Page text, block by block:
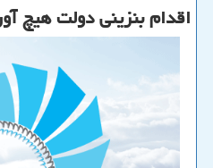
اقدام بنزینی دولت هیچ